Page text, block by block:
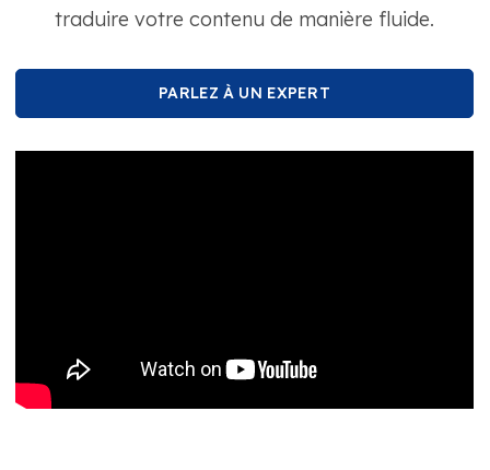
traduire votre contenu de manière fluide.
PARLEZ À UN EXPERT